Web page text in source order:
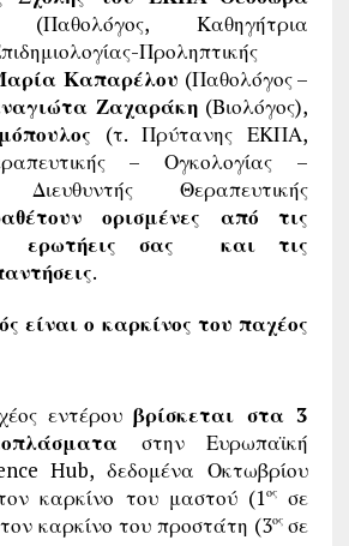
(Παθολόγος, Καθηγήτρια
Προληπτικής
Καπαρέλου (Παθολόγος –
Ζαχαράκη (Βιολόγος),
(τ. Πρύτανης ΕΚΠΑ,
– Ογκολογίας –
Διευθυντής Θεραπευτικής
ορισμένες από τις
ερωτήεις σας και τις
.
είναι ο καρκίνος του παχέος
εντέρουβρίσκεται στα 3
στην Ευρωπαϊκή
Hub, δεδομένα Οκτωβρίου
καρκίνο του μαστού (1ος
σε
καρκίνο του προστάτη (3οςσε